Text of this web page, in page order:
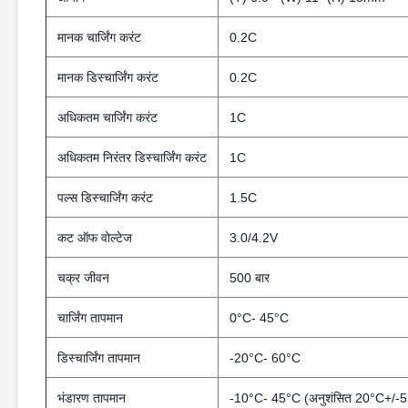
मानक चार्जिंग करंट 0.2C
मानक डिस्चार्जिंग करंट 0.2C
अधिकतम चार्जिंग करंट 1C
अधिकतम निरंतर डिस्चार्जिंग करंट 1C
पल्स डिस्चार्जिंग करंट 1.5C
कट ऑफ वोल्टेज 3.0/4.2V
चक्र जीवन 500 बार
चार्जिंग तापमान 0°C- 45°C
डिस्चार्जिंग तापमान -20°C- 60°C
भंडारण तापमान -10°C- 45°C (अनुशंसित 20°C+/-